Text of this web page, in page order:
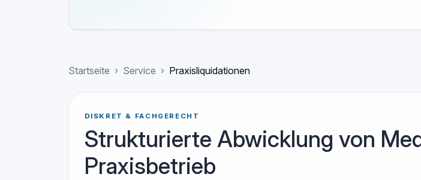
Startseite Service Praxisliquidationen
DISKRET & FACHGERECHT
Strukturierte Abwicklung von
Praxisbetrieb